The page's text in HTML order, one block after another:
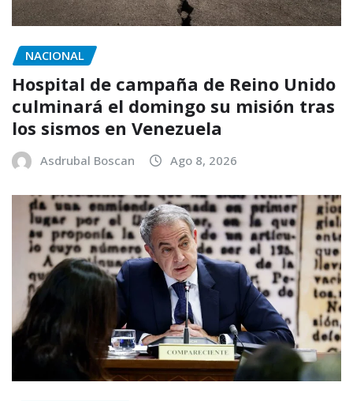
NACIONAL
Hospital de campaña de Reino Unido
culminará el domingo su misión tras
los sismos en Venezuela
Asdrubal Boscan Ago 8, 2026